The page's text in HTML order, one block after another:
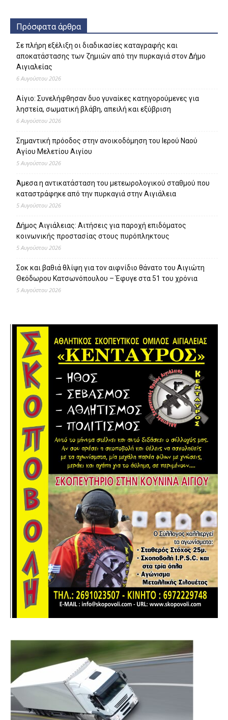
Πρόσφατα άρθρα
Σε πλήρη εξέλιξη οι διαδικασίες καταγραφής και
αποκατάστασης των ζημιών από την πυρκαγιά στον Δήμο
Αιγιαλείας
6 Αυγούστου 2026
Αίγιο: Συνελήφθησαν δυο γυναίκες κατηγορούμενες για
ληστεία, σωματική βλάβη, απειλή και εξύβριση
6 Αυγούστου 2026
Σημαντική πρόοδος στην ανοικοδόμηση του Ιερού Ναού
Αγίου Μελετίου Αιγίου
5 Αυγούστου 2026
Άμεσα η αντικατάσταση του μετεωρολογικού σταθμού που
καταστράφηκε από την πυρκαγιά στην Αιγιάλεια
5 Αυγούστου 2026
Δήμος Αιγιάλειας: Αιτήσεις για παροχή επιδόματος
κοινωνικής προστασίας στους πυρόπληκτους
5 Αυγούστου 2026
Σοκ και βαθιά θλίψη για τον αιφνίδιο θάνατο του Αιγιώτη
Θεόδωρου Κατσωνόπουλου – Έφυγε στα 51 του χρόνια
5 Αυγούστου 2026